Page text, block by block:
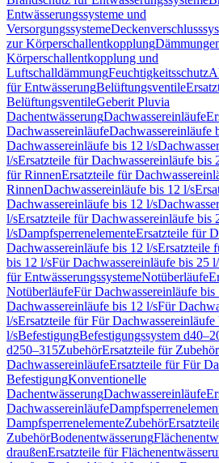
Entwässerungssysteme und
Versorgungssysteme
zur Körperschallentkopplung
Körperschallentkopplung und
LuftschalldämmungFeuchtigkeitsschutz
für EntwässerungBelüftungsventile
BelüftungsventileGeberit Pluvia
DachentwässerungDachwassereinläufe
DachwassereinläufeDachwassereinläufe
Dachwassereinläufe bis 12 l/s
l/sErsatzteile für Dachwassereinläufe bis
für RinnenErsatzteile für
RinnenDachwassereinläufe bis 12 l/s
Dachwassereinläufe bis 12 l/s
l/sErsatzteile für Dachwassereinläufe bis
l/sDampfsperrenelementeErsatzteile für
Dachwassereinläufe bis 12 l/sErsatzteile
bis 12 l/sFür Dachwassereinläufe bis 25
für EntwässerungssystemeNotüberläufe
NotüberläufeFür Dachwassereinläufe bis
Dachwassereinläufe bis 12 l/sFür
l/sErsatzteile für Für Dachwassereinläufe
l/sBefestigungBefestigungssystem
d250–315ZubehörErsatzteile für Zubehör
DachwassereinläufeErsatzteile für Für
BefestigungKonventionelle
DachentwässerungDachwassereinläufe
Dachwassereinläufe
DampfsperrenelementeZubehör
ZubehörBodenentwässerung
draußenErsatzteile für